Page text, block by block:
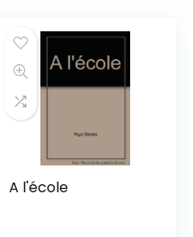
A l'école